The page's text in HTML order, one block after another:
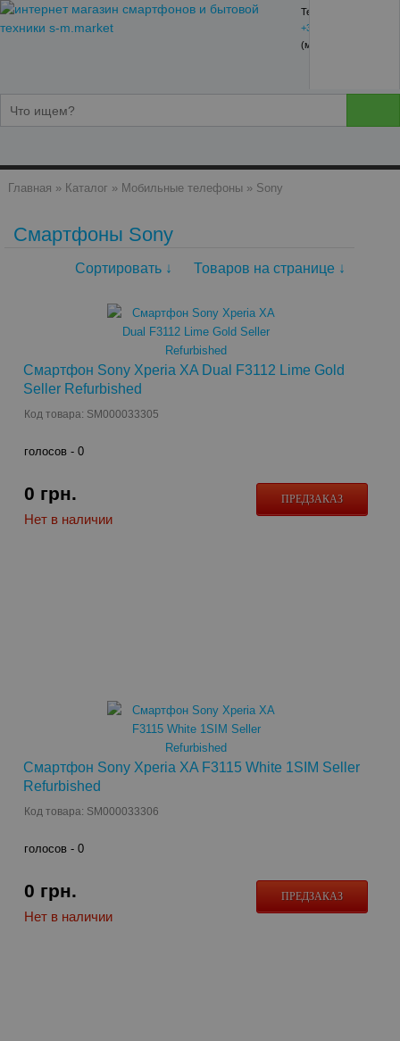
Тел:
+38 (093) 170 34 88
(многоканальный)
Главная » Каталог » Мобильные телефоны » Sony
Смартфоны Sony
Сортировать ↓ Товаров на странице ↓
Смартфон Sony Xperia XA Dual F3112 Lime Gold
Seller Refurbished
Код товара: SM000033305
голосов - 0
0 грн.
Нет в наличии
ПРЕДЗАКАЗ
Смартфон Sony Xperia XA F3115 White 1SIM Seller
Refurbished
Код товара: SM000033306
голосов - 0
0 грн.
Нет в наличии
ПРЕДЗАКАЗ